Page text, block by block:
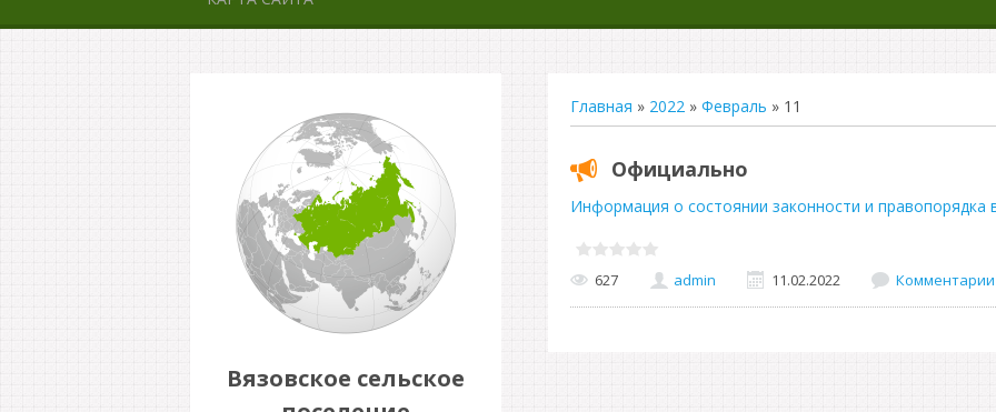
Вязовское сельское
Главная » 2022 » Февраль » 11
Официально
Информация о состоянии законности и правопорядка
627 admin 11.02.2022 Комментарии